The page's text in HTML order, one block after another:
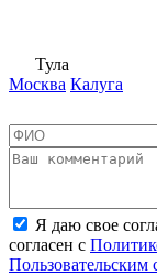
Тула
Москва Калуга
Я даю свое
согласен с
Пользовательским